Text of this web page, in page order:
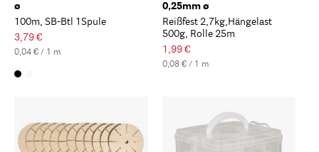
ø
100m, SB-Btl 1Spule
3,79 €
0,04 € / 1 m
0,25mm ø
Reißfest 2,7kg,Hängelast
500g, Rolle 25m
1,99 €
0,08 € / 1 m